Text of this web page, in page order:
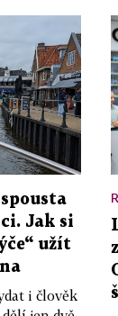
Jak si
užít
i člověk